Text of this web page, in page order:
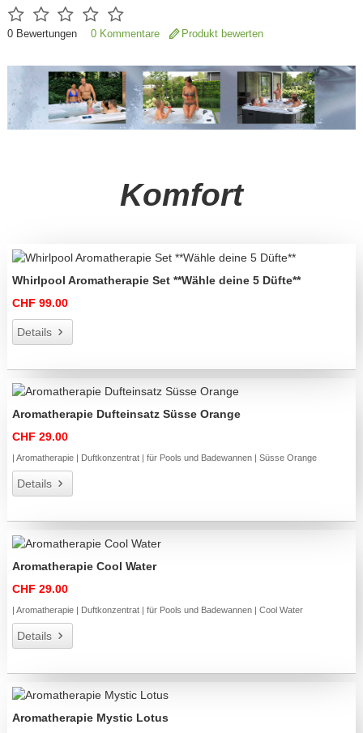
0Bewertungen 0 Kommentare Produkt bewerten
Komfort
Whirlpool Aromatherapie Set **Wähle deine 5 Düfte**
CHF 99.00
Details
Aromatherapie Dufteinsatz Süsse Orange
CHF 29.00
| Aromatherapie | Duftkonzentrat | für Pools und Badewannen | Süsse Orange
Details
Aromatherapie Cool Water
CHF 29.00
| Aromatherapie | Duftkonzentrat | für Pools und Badewannen | Cool Water
Details
Aromatherapie Mystic Lotus